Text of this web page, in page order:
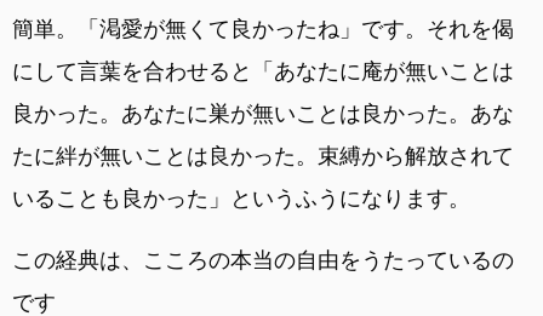
簡単。「渇愛が無くて良かったね」です。それを偈
にして言葉を合わせると「あなたに庵が無いことは
良かった。あなたに巣が無いことは良かった。あな
たに絆が無いことは良かった。束縛から解放されて
いることも良かった」というふうになります。
この経典は、こころの本当の自由をうたっているの
です